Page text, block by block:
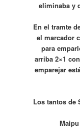
eliminaba y
En el tramte
el marcador
para
arriba 2×1
emparejar
Los tantos de